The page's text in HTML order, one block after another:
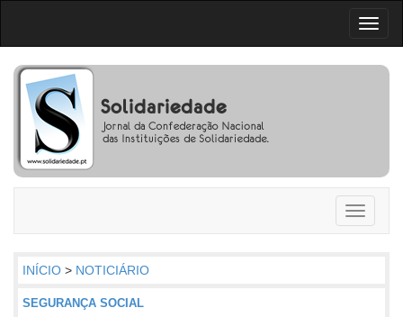
Toggle
INÍCIO > NOTICIÁRIO
SEGURANÇA SOCIAL